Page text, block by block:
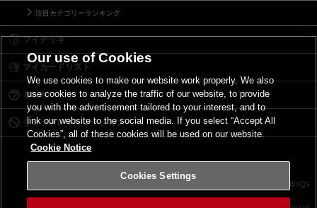
注目カテゴリーランキング
マイデッキ
マイカードリスト
Ｑ＆Ａ
リミットレギュレーション
サイトポリシー Cookies Settings
Our use of Cookies
We use cookies to make our website work properly. We also
use cookies to analyze the traffic of our website, to provide
you with the advertisement tailored to your interest, and to
link our website to the social media. If you select “Accept All
Cookies”, all of these cookies will be used on our website.
Cookie Notice
Cookies Settings